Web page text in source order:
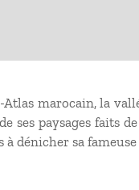
marocain, la
ses paysages faits
dénicher sa